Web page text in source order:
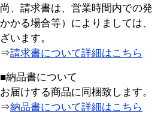
尚、請求書は、営業時間内での
かかる場合等）によりましては
ざいます。
⇒請求書について詳細はこちら
■納品書について
お届けする商品に同梱致します。
⇒納品書について詳細はこちら